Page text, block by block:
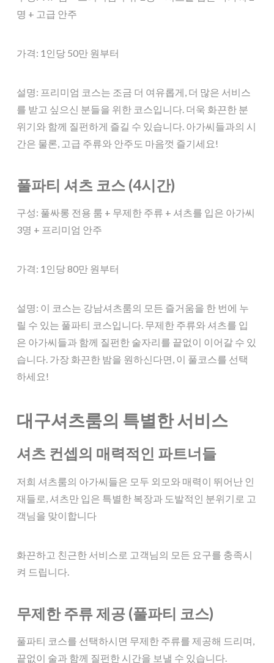
명 + 고급 안주
가격: 1인당 50만 원부터
설명: 프리미엄 코스는 조금 더 여유롭게, 더 많은 서비스
를 받고 싶으신 분들을 위한 코스입니다. 더욱 화끈한 분
위기와 함께 질펀하게 즐길 수 있습니다. 아가씨들과의 시
간은 물론, 고급 주류와 안주도 마음껏 즐기세요!
풀파티 셔츠 코스 (4시간)
구성: 풀싸롱 전용 룸 + 무제한 주류 + 셔츠를 입은 아가씨
3명 + 프리미엄 안주
가격: 1인당 80만 원부터
설명: 이 코스는 강남셔츠룸의 모든 즐거움을 한 번에 누
릴 수 있는 풀파티 코스입니다. 무제한 주류와 셔츠를 입
은 아가씨들과 함께 질펀한 술자리를 끝없이 이어갈 수 있
습니다. 가장 화끈한 밤을 원하신다면, 이 풀코스를 선택
하세요!
대구셔츠룸의 특별한 서비스
셔츠 컨셉의 매력적인 파트너들
저희 셔츠룸의 아가씨들은 모두 외모와 매력이 뛰어난 인
재들로, 셔츠만 입은 특별한 복장과 도발적인 분위기로 고
객님을 맞이합니다
화끈하고 친근한 서비스로 고객님의 모든 요구를 충족시
켜 드립니다.
무제한 주류 제공 (풀파티 코스)
풀파티 코스를 선택하시면 무제한 주류를 제공해 드리며,
끝없이 술과 함께 질펀한 시간을 보낼 수 있습니다.